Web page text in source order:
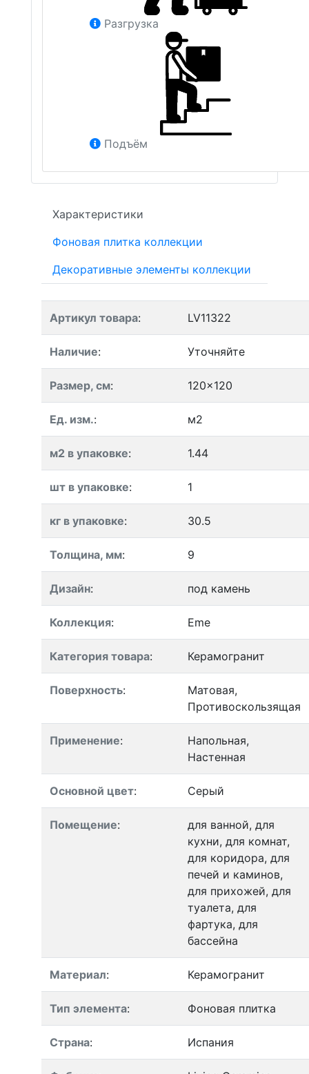
Разгрузка
Подъём
Характеристики
Фоновая плитка коллекции
Декоративные элементы коллекции
Артикул товара: LV11322
Наличие: Уточняйте
Размер, см: 120x120
Ед. изм.: м2
м2 в упаковке: 1.44
шт в упаковке: 1
кг в упаковке: 30.5
Толщина, мм: 9
Дизайн: под камень
Коллекция: Eme
Категория товара: Керамогранит
Поверхность:
Матовая,
Противоскользящая
Применение:
Напольная,
Настенная
Основной цвет: Серый
Помещение:
для ванной, для
кухни, для комнат,
для коридора, для
печей и каминов,
для прихожей, для
туалета, для
фартука, для
бассейна
Материал: Керамогранит
Тип элемента: Фоновая плитка
Страна: Испания